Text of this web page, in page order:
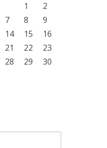
1
2
7 8
9
14 15
16
21 22
23
28 29
30